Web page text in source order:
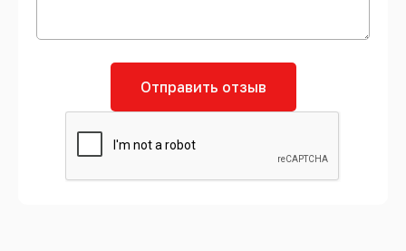
Отправить отзыв